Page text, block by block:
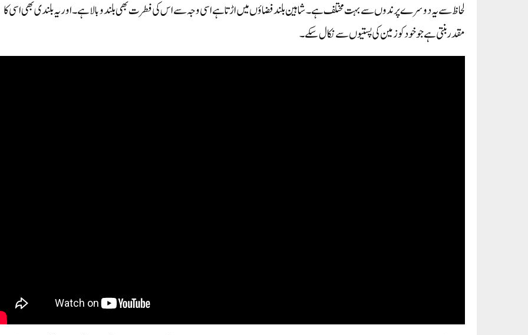
لحاظ سے یہ دوسرے پرندوں سے بہت مختلف ہے ۔شاہین بلند فضاؤں میں اڑتا ہے اسی وجہ سے اس کی فطرت بھی بلندو بالا ہے ۔اور یہ بلندی بھی اسی کا
مقدر بنتی ہے جو خود کو زمین کی پستیوں سے نکال سکے ۔